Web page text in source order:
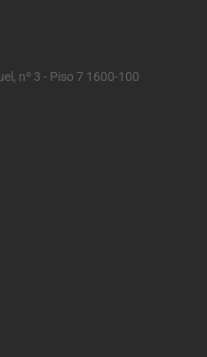
nº 3 - Piso 7 1600-100